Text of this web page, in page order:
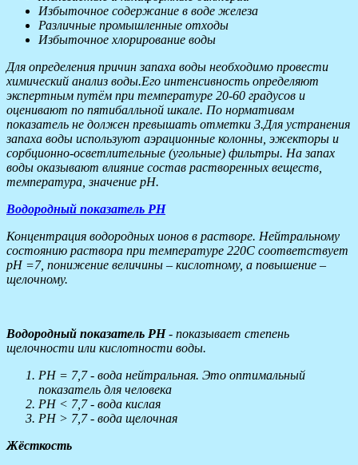
Избыточное содержание в воде железа
Различные промышленные отходы
Избыточное хлорирование воды
Для определения причин запаха воды необходимо провести
химический анализ воды.Его интенсивность определяют
экспертным путём при температуре 20-60 градусов и
оценивают по пятибалльной шкале. По нормативам
показатель не должен превышать отметки 3.Для устранения
запаха воды используют аэрационные колонны, эжекторы и
сорбционно-осветлительные (угольные) фильтры. На запах
воды оказывают влияние состав растворенных веществ,
температура, значение рН.
Водородный показатель РН
Концентрация водородных ионов в растворе. Нейтральному
состоянию раствора при температуре 220С соответствует
рН =7, понижение величины – кислотному, а повышение –
щелочному.
Водородный показатель РН- показывает степень
щелочности или кислотности воды.
РН = 7,7 - вода нейтральная. Это оптимальный
показатель для человека
РН < 7,7 - вода кислая
РН > 7,7 - вода щелочная
Жёсткость